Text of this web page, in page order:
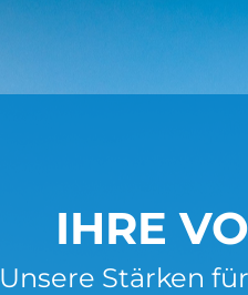
IHRE
Unsere Stärken